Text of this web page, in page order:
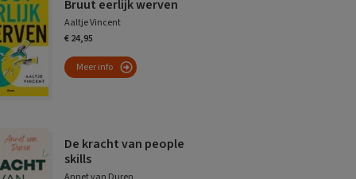
Bruut eerlijk werven
Aaltje Vincent
€ 24,95
Meer info
De kracht van people
skills